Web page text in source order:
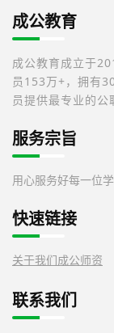
成公教育
成公教育成立于
员153万+，拥有
员提供最专业的公
服务宗旨
用心服务好每一位
快速链接
关于我们成公师资
联系我们